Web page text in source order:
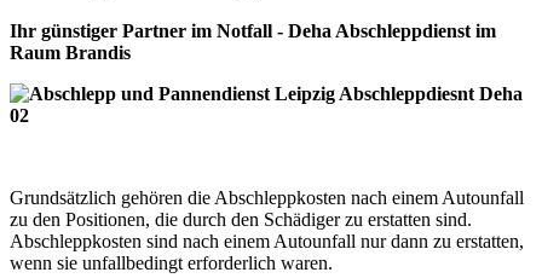
Ihr günstiger Partner im Notfall - Deha Abschleppdienst im
Raum Brandis
Grundsätzlich gehören die Abschleppkosten nach einem Autounfall
zu den Positionen, die durch den Schädiger zu erstatten sind.
Abschleppkosten sind nach einem Autounfall nur dann zu erstatten,
wenn sie unfallbedingt erforderlich waren.